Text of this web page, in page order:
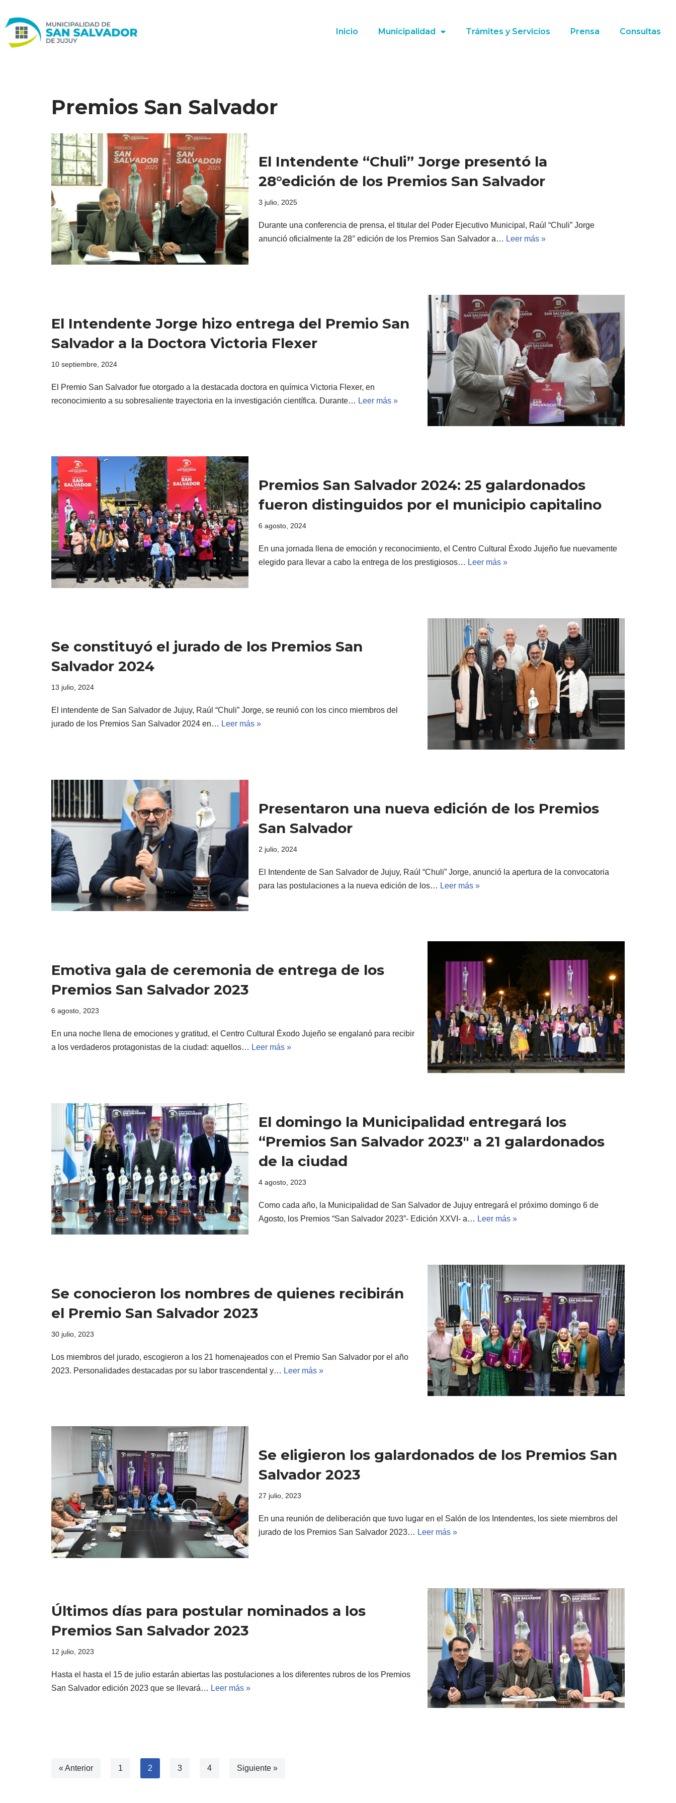
Ir
al
Inicio Municipalidad Trámites y Servicios Prensa Consultas
Premios San Salvador
El Intendente “Chuli” Jorge presentó la
28°edición de los Premios San Salvador
3 julio, 2025
Durante una conferencia de prensa, el titular del Poder Ejecutivo Municipal, Raúl “Chuli” Jorge
anunció oficialmente la 28° edición de los Premios San Salvador a… Leer más »
El Intendente Jorge hizo entrega del Premio San
Salvador a la Doctora Victoria Flexer
10 septiembre, 2024
El Premio San Salvador fue otorgado a la destacada doctora en química Victoria Flexer, en
reconocimiento a su sobresaliente trayectoria en la investigación científica. Durante… Leer más »
Premios San Salvador 2024: 25 galardonados
fueron distinguidos por el municipio capitalino
6 agosto, 2024
En una jornada llena de emoción y reconocimiento, el Centro Cultural Éxodo Jujeño fue nuevamente
elegido para llevar a cabo la entrega de los prestigiosos… Leer más »
Se constituyó el jurado de los Premios San
Salvador 2024
13 julio, 2024
El intendente de San Salvador de Jujuy, Raúl “Chuli” Jorge, se reunió con los cinco miembros del
jurado de los Premios San Salvador 2024 en… Leer más »
Presentaron una nueva edición de los Premios
San Salvador
2 julio, 2024
El Intendente de San Salvador de Jujuy, Raúl “Chuli” Jorge, anunció la apertura de la convocatoria
para las postulaciones a la nueva edición de los… Leer más »
Emotiva gala de ceremonia de entrega de los
Premios San Salvador 2023
6 agosto, 2023
En una noche llena de emociones y gratitud, el Centro Cultural Éxodo Jujeño se engalanó para recibir
a los verdaderos protagonistas de la ciudad: aquellos… Leer más »
El domingo la Municipalidad entregará los
“Premios San Salvador 2023″ a 21 galardonados
de la ciudad
4 agosto, 2023
Como cada año, la Municipalidad de San Salvador de Jujuy entregará el próximo domingo 6 de
Agosto, los Premios “San Salvador 2023”- Edición XXVI- a… Leer más »
Se conocieron los nombres de quienes recibirán
el Premio San Salvador 2023
30 julio, 2023
Los miembros del jurado, escogieron a los 21 homenajeados con el Premio San Salvador por el año
2023. Personalidades destacadas por su labor trascendental y… Leer más »
Se eligieron los galardonados de los Premios San
Salvador 2023
27 julio, 2023
En una reunión de deliberación que tuvo lugar en el Salón de los Intendentes, los siete miembros del
jurado de los Premios San Salvador 2023… Leer más »
Últimos días para postular nominados a los
Premios San Salvador 2023
12 julio, 2023
Hasta el hasta el 15 de julio estarán abiertas las postulaciones a los diferentes rubros de los Premios
San Salvador edición 2023 que se llevará… Leer más »
« Anterior 1 2 3 4 Siguiente »